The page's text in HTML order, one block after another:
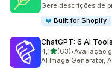
Gere descrições de
Built for Shopify
ChatGPT: 6 AI
4,1de 5 estrelas
(63)
63 total de
•Avaliação
AI Image Generator,